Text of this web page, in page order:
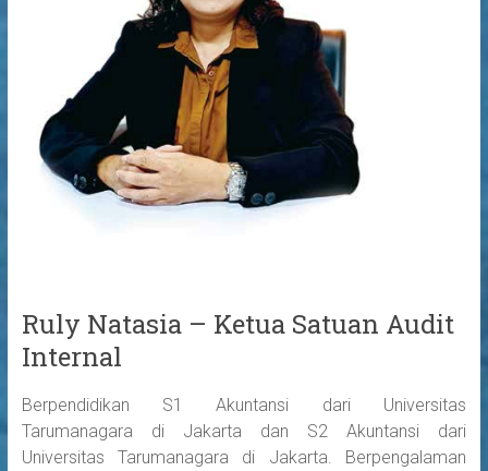
Ruly Natasia – Ketua Satuan Audit
Internal
Berpendidikan S1 Akuntansi dari Universitas
Tarumanagara di Jakarta dan S2 Akuntansi dari
Universitas Tarumanagara di Jakarta. Berpengalaman